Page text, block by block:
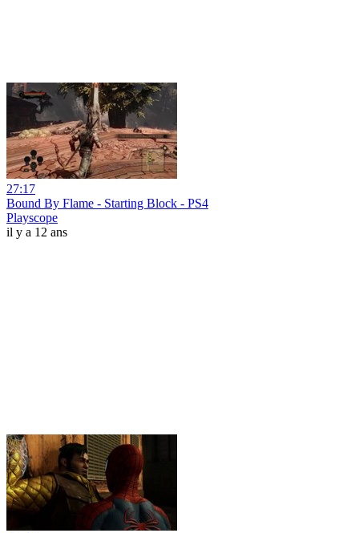
27:17
Bound By Flame - Starting Block - PS4
Playscope
il y a 12 ans